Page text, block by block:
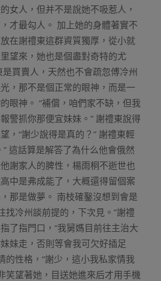
女人，但并不是說她不吸惹人，
才最勾人。 加上她的身體著實不
在謝禮東這群資質獨厚，從小就
望來，她也是個盡對奇特的尤
是買賣人，天然也不會疏忽傅冷州
，那不是個正常的眼神，而是一
眼神。 “補償，咱們家不缺，但我
警抓你那便宜妹妹。” 謝禮東說得
，“謝少說得是真的？” 謝禮東輕
這話算是解答了為什么他會俄然
謝家人的脾性，楊雨桐不逝世也
中是弗成能了，大概還得留個案
那是做夢。 南枝確鑿沒想到會是
找冷州談前提的，下次見。”謝禮
了指門口，“我舅媽目前往主治大
妹走，否則等會我可欠好插足
的性格，“謝少，這小我私家情我
笑望著她，目送她進來后才用手機